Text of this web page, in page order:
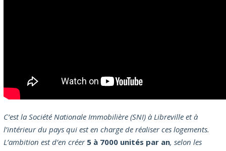
C’est la Société Nationale Immobilière (SNI) à Libreville et à
l’intérieur du pays qui est en charge de réaliser ces logements.
L’ambition est d’en créer 5 à 7000 unités par an, selon les